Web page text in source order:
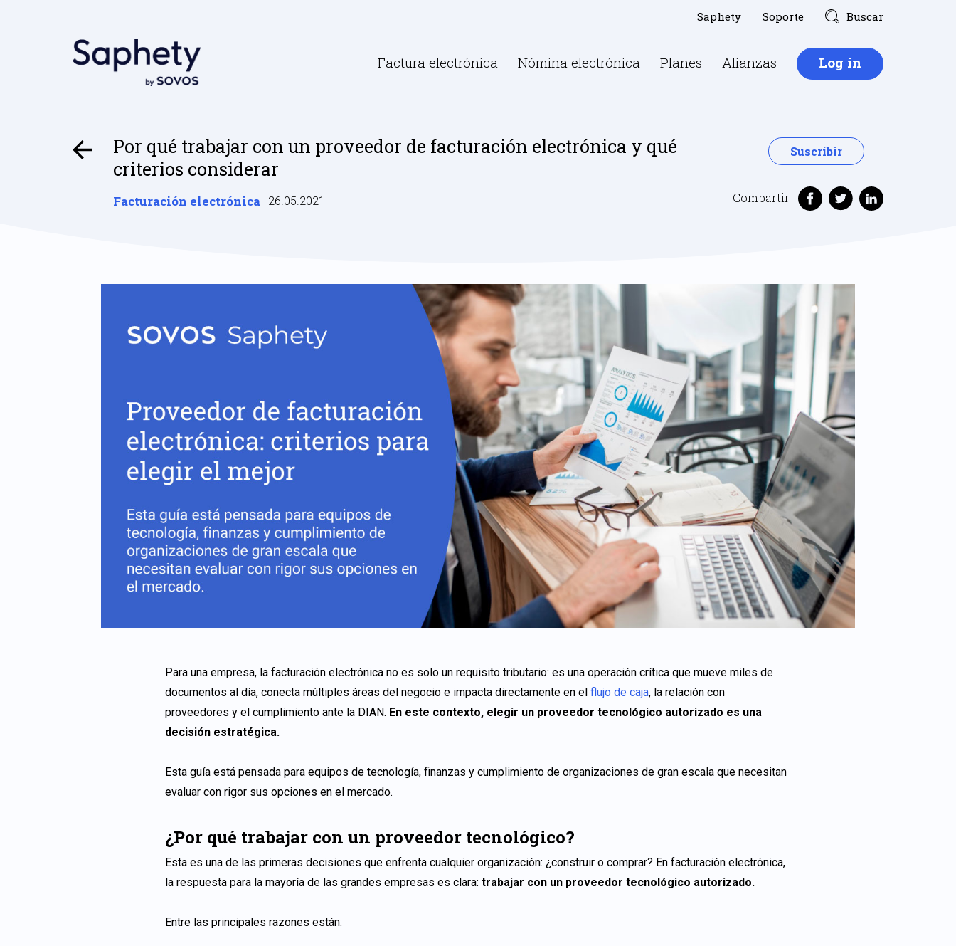
Buscar
Soporte
Saphety
Factura electrónica Nómina electrónica Planes Alianzas Log in
Por qué trabajar con un proveedor de facturación electrónica y qué
criterios considerar
Facturación electrónica 26.05.2021
Suscribir
Compartir
Para una empresa, la facturación electrónica no es solo un requisito tributario: es una operación crítica que mueve miles de
documentos al día, conecta múltiples áreas del negocio e impacta directamente en el flujo de caja, la relación con
proveedores y el cumplimiento ante la DIAN. En este contexto, elegir un proveedor tecnológico autorizado es una
decisión estratégica.
Esta guía está pensada para equipos de tecnología, finanzas y cumplimiento de organizaciones de gran escala que necesitan
evaluar con rigor sus opciones en el mercado.
¿Por qué trabajar con un proveedor tecnológico?
Esta es una de las primeras decisiones que enfrenta cualquier organización: ¿construir o comprar? En facturación electrónica,
la respuesta para la mayoría de las grandes empresas es clara: trabajar con un proveedor tecnológico autorizado.
Entre las principales razones están: